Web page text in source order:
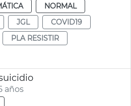
NORMAL
JGL
COVID19
PLA RESISTIR
años